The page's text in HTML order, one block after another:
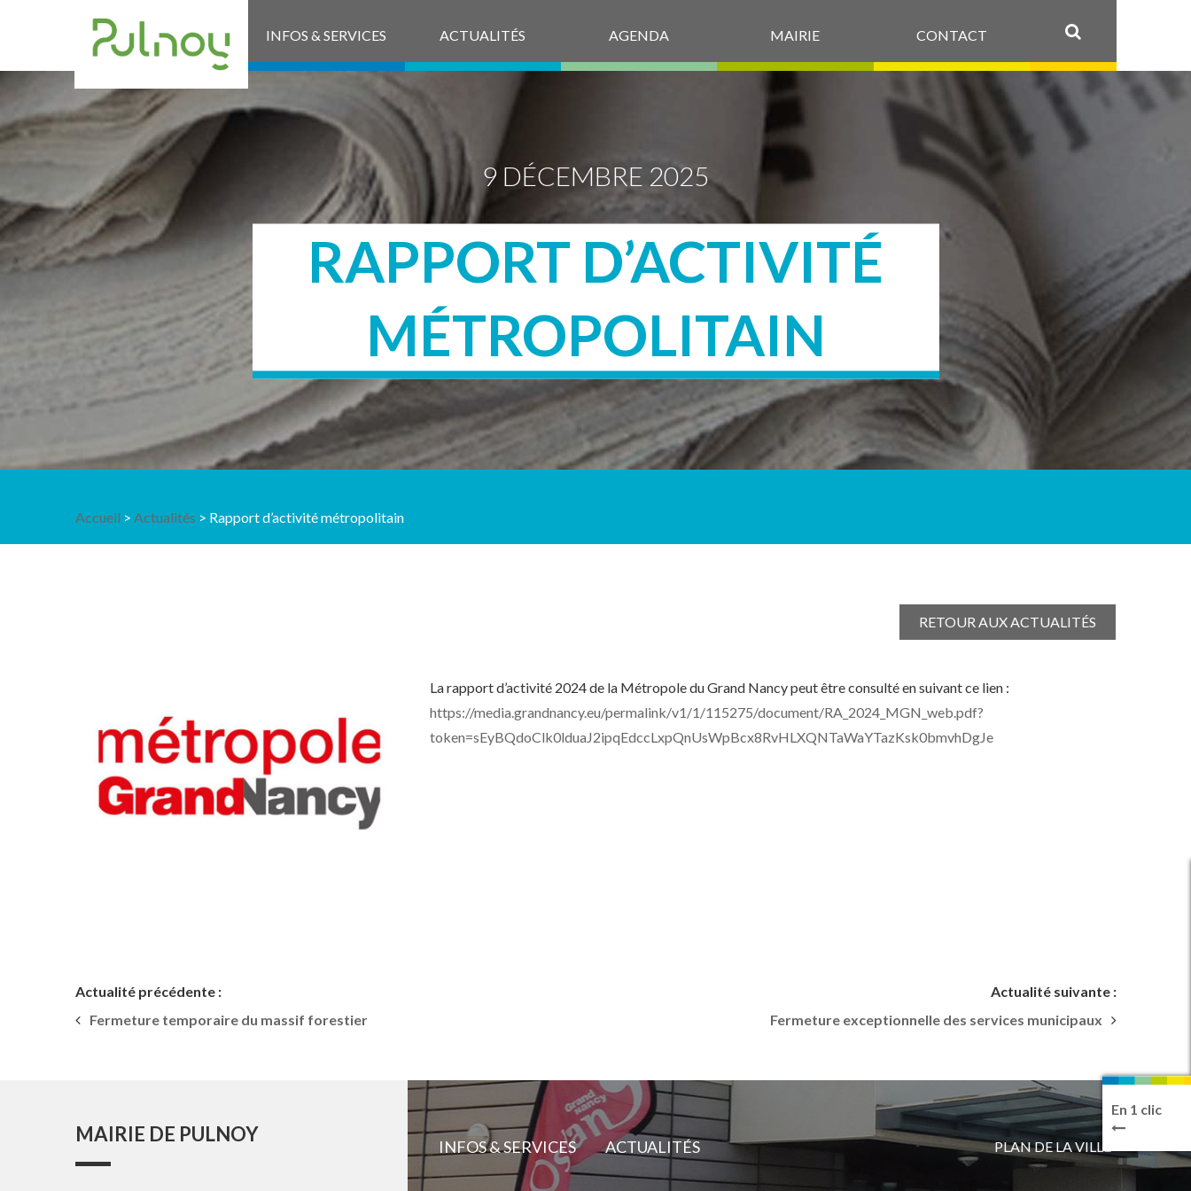
INFOS & SERVICES ACTUALITÉS AGENDA MAIRIE CONTACT
9 DÉCEMBRE 2025
RAPPORT D’ACTIVITÉ
MÉTROPOLITAIN
Accueil > Actualités > Rapport d’activité métropolitain
RETOUR AUX ACTUALITÉS
La rapport d’activité 2024 de la Métropole du Grand Nancy peut être consulté en suivant ce lien :
https://media.grandnancy.eu/permalink/v1/1/115275/document/RA_2024_MGN_web.pdf?
token=sEyBQdoClk0lduaJ2ipqEdccLxpQnUsWpBcx8RvHLXQNTaWaYTazKsk0bmvhDgJe
Actualité précédente :
Fermeture temporaire du massif forestier
Actualité suivante :
Fermeture exceptionnelle des services municipaux
En 1 clic
MAIRIE DE PULNOY
INFOS & SERVICES ACTUALITÉS PLAN DE LA VILLE